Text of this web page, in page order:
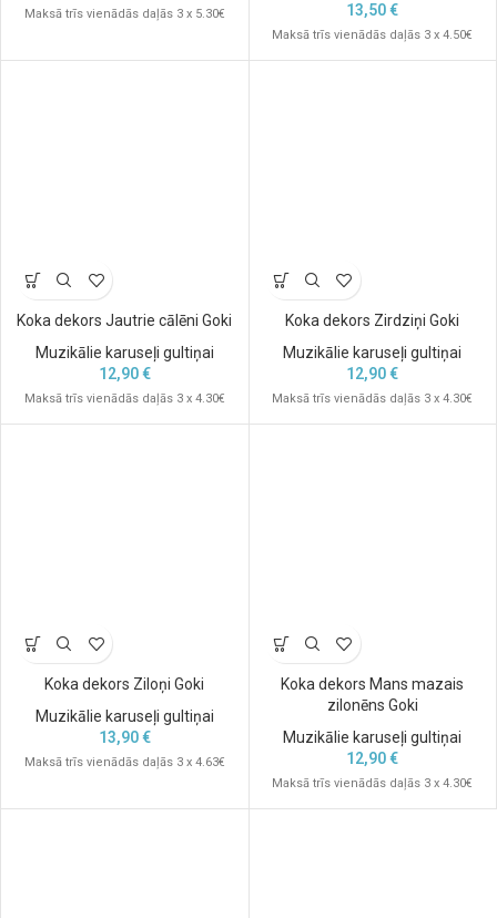
Maksā trīs vienādās daļās 3 x 5.30€
13,50€
Maksā trīs vienādās daļās 3 x 4.50€
Koka dekors Jautrie cālēni Goki
Muzikālie karuseļi gultiņai
12,90€
Maksā trīs vienādās daļās 3 x 4.30€
Koka dekors Zirdziņi Goki
Muzikālie karuseļi gultiņai
12,90€
Maksā trīs vienādās daļās 3 x 4.30€
Koka dekors Ziloņi Goki
Muzikālie karuseļi gultiņai
13,90€
Maksā trīs vienādās daļās 3 x 4.63€
Koka dekors Mans mazais
zilonēns Goki
Muzikālie karuseļi gultiņai
12,90€
Maksā trīs vienādās daļās 3 x 4.30€